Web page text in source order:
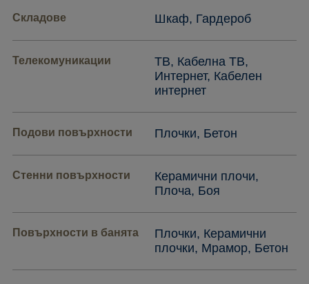
Складове Шкаф, Гардероб
Телекомуникации
ТВ, Кабелна ТВ,
Интернет, Кабелен
интернет
Подови повърхности Плочки, Бетон
Стенни повърхности
Керамични плочи,
Плоча, Боя
Повърхности в банята
Плочки, Керамични
плочки, Мрамор, Бетон